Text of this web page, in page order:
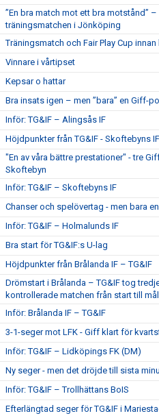
”En bra match mot ett bra motstånd” –
träningsmatchen i Jönköping
Träningsmatch och Fair Play Cup
Vinnare i vårtipset
Kepsar o hattar
Bra insats igen – men ”bara” en Giff-
Inför: TG&IF – Alingsås IF
Höjdpunkter från TG&IF - Skoftebyns IF
"En av våra bättre prestationer" - tre
Skoftebyn
Inför: TG&IF – Skoftebyns IF
Chanser och spelövertag - men bara
Inför: TG&IF – Holmalunds IF
Bra start för TG&IF:s U-lag
Höjdpunkter från Brålanda IF – TG&IF
Drömstart i Brålanda – TG&IF tog
kontrollerade matchen från start till
Inför: Brålanda IF – TG&IF
3-1-seger mot LFK - Giff klart för
Inför: TG&IF – Lidköpings FK (DM)
Ny seger - men det dröjde till sista
Inför: TG&IF – Trollhättans BoIS
Efterlängtad seger för TG&IF i